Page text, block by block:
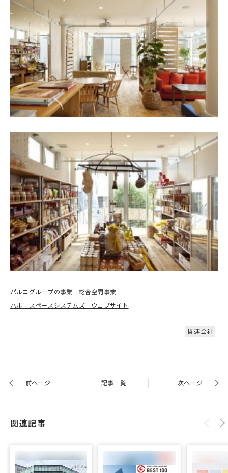
パルコグループの事業 総合空間事業
パルコスペースシステムズ ウェブサイト
関連会社
前ページ 記事一覧 次ページ
関連記事